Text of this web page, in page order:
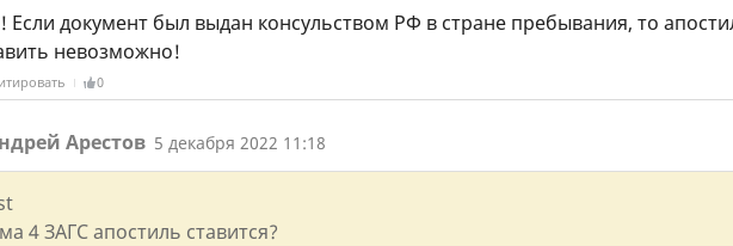
Если документ был выдан консульством РФ в стране пребывания, то
невозможно!
0
Арестов 5 декабря 2022 11:18
4 ЗАГС апостиль ставится?